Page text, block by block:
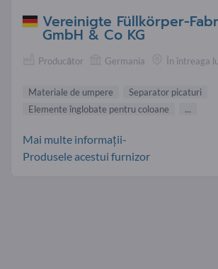
Vereinigte Füllkörper-
GmbH & Co KG
Producător Germania În întreaga
Materiale de umpere
Separator picaturi
Elemente înglobate pentru coloane
...
Mai multe informații-
Produsele acestui furnizor